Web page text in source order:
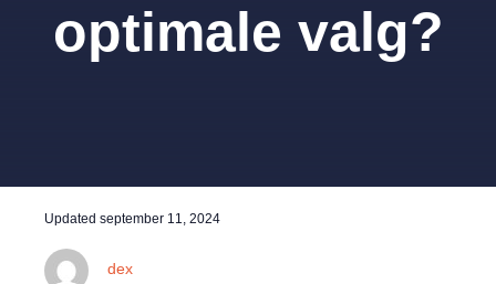
optimale valg?
Updated september 11, 2024
dex